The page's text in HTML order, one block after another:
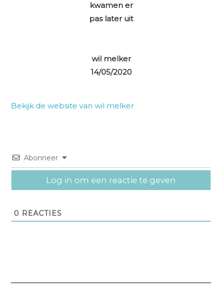
kwamen er
pas later uit
wil melker
14/05/2020
Bekijk de website van wil melker
Abonneer
Log in om een reactie te geven
0 REACTIES